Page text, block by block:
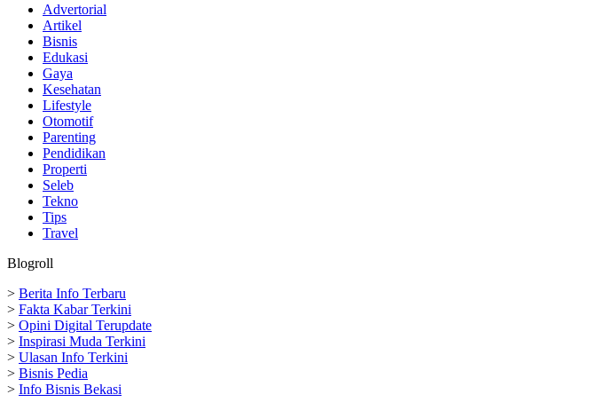
Advertorial
Artikel
Bisnis
Edukasi
Gaya
Kesehatan
Lifestyle
Otomotif
Parenting
Pendidikan
Properti
Seleb
Tekno
Tips
Travel
Blogroll
> Berita Info Terbaru
> Fakta Kabar Terkini
> Opini Digital Terupdate
> Inspirasi Muda Terkini
> Ulasan Info Terkini
> Bisnis Pedia
> Info Bisnis Bekasi